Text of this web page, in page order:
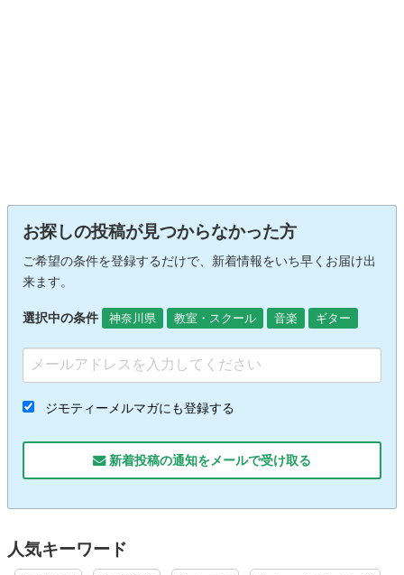
お探しの投稿が見つからなかった方
ご希望の条件を登録するだけで、新着情報をいち早くお届け出
来ます。
選択中の条件 神奈川県 教室・スクール 音楽 ギター
ジモティーメルマガにも登録する
新着投稿の通知をメールで受け取る
人気キーワード